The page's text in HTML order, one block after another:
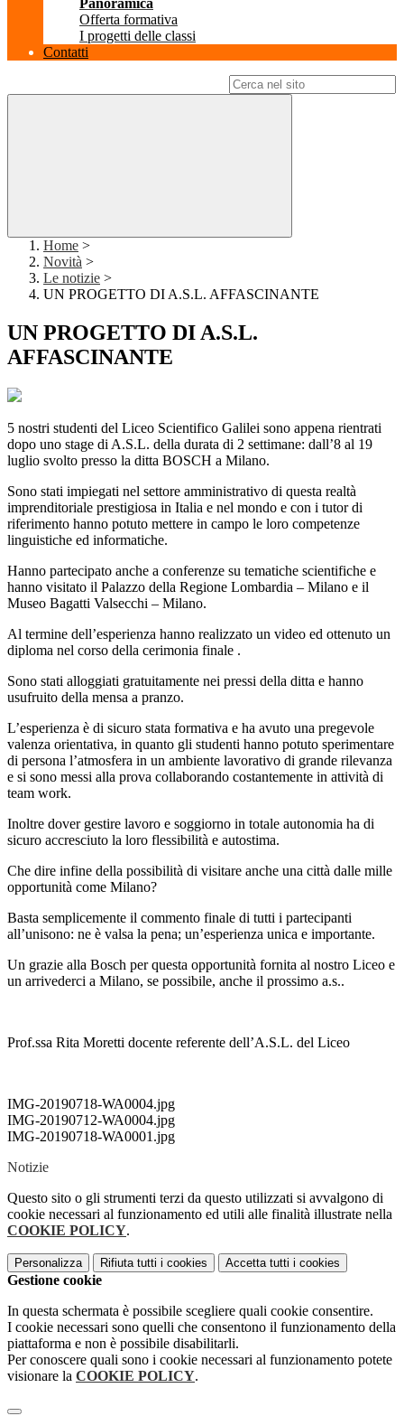
Panoramica
Offerta formativa
I progetti delle classi
Contatti
Home >
Novità >
Le notizie >
UN PROGETTO DI A.S.L. AFFASCINANTE
UN PROGETTO DI A.S.L.
AFFASCINANTE
5 nostri studenti del Liceo Scientifico Galilei sono appena rientrati
dopo uno stage di A.S.L. della durata di 2 settimane: dall’8 al 19
luglio svolto presso la ditta BOSCH a Milano.
Sono stati impiegati nel settore amministrativo di questa realtà
imprenditoriale prestigiosa in Italia e nel mondo e con i tutor di
riferimento hanno potuto mettere in campo le loro competenze
linguistiche ed informatiche.
Hanno partecipato anche a conferenze su tematiche scientifiche e
hanno visitato il Palazzo della Regione Lombardia – Milano e il
Museo Bagatti Valsecchi – Milano.
Al termine dell’esperienza hanno realizzato un video ed ottenuto un
diploma nel corso della cerimonia finale .
Sono stati alloggiati gratuitamente nei pressi della ditta e hanno
usufruito della mensa a pranzo.
L’esperienza è di sicuro stata formativa e ha avuto una pregevole
valenza orientativa, in quanto gli studenti hanno potuto sperimentare
di persona l’atmosfera in un ambiente lavorativo di grande rilevanza
e si sono messi alla prova collaborando costantemente in attività di
team work.
Inoltre dover gestire lavoro e soggiorno in totale autonomia ha di
sicuro accresciuto la loro flessibilità e autostima.
Che dire infine della possibilità di visitare anche una città dalle mille
opportunità come Milano?
Basta semplicemente il commento finale di tutti i partecipanti
all’unisono: ne è valsa la pena; un’esperienza unica e importante.
Un grazie alla Bosch per questa opportunità fornita al nostro Liceo e
un arrivederci a Milano, se possibile, anche il prossimo a.s..
Prof.ssa Rita Moretti docente referente dell’A.S.L. del Liceo
IMG-20190718-WA0004.jpg
IMG-20190712-WA0004.jpg
IMG-20190718-WA0001.jpg
Notizie
Questo sito o gli strumenti terzi da questo utilizzati si avvalgono di
cookie necessari al funzionamento ed utili alle finalità illustrate nella
COOKIE POLICY.
Personalizza Rifiuta tutti i cookies Accetta tutti i cookies
Gestione cookie
In questa schermata è possibile scegliere quali cookie consentire.
I cookie necessari sono quelli che consentono il funzionamento della
piattaforma e non è possibile disabilitarli.
Per conoscere quali sono i cookie necessari al funzionamento potete
visionare la COOKIE POLICY.